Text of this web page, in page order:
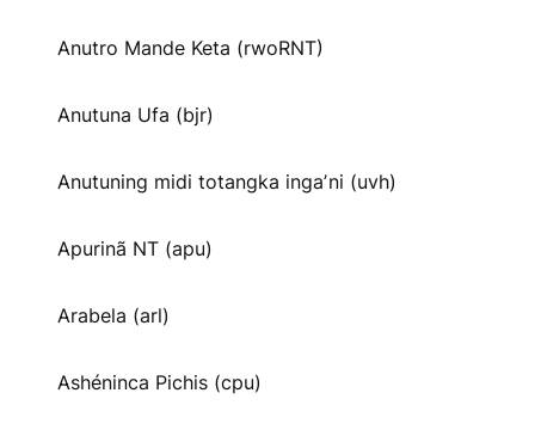
Anutro Mande Keta (rwoRNT)
Anutuna Ufa (bjr)
Anutuning midi totangka ingaʼni (uvh)
Apurinã NT (apu)
Arabela (arl)
Ashéninca Pichis (cpu)